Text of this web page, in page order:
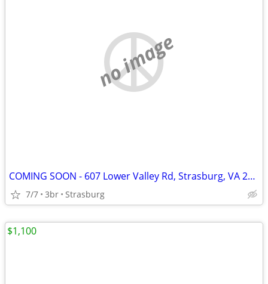
no image
COMING SOON - 607 Lower Valley Rd, Strasburg, VA 22657
7/7 3br Strasburg
$1,100